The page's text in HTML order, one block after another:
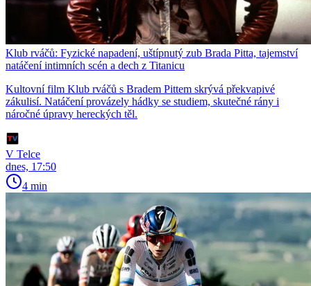
Klub rváčů: Fyzické napadení, uštípnutý zub Brada Pitta, tajemství
natáčení intimních scén a dech z Titanicu
Kultovní film Klub rváčů s Bradem Pittem skrývá překvapivé
zákulisí. Natáčení provázely hádky se studiem, skutečné rány i
náročné úpravy hereckých těl.
V Telce
dnes, 17:50
4 min